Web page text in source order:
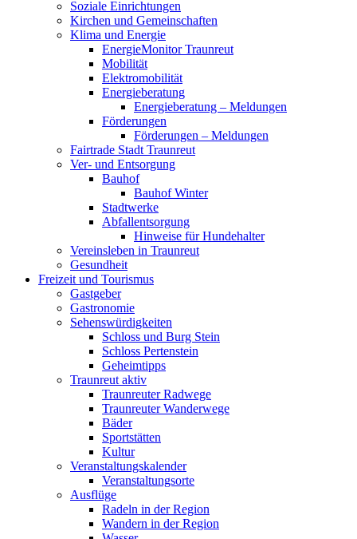
Soziale Einrichtungen
Kirchen und Gemeinschaften
Klima und Energie
EnergieMonitor Traunreut
Mobilität
Elektromobilität
Energieberatung
Energieberatung – Meldungen
Förderungen
Förderungen – Meldungen
Fairtrade Stadt Traunreut
Ver- und Entsorgung
Bauhof
Bauhof Winter
Stadtwerke
Abfallentsorgung
Hinweise für Hundehalter
Vereinsleben in Traunreut
Gesundheit
Freizeit und Tourismus
Gastgeber
Gastronomie
Sehenswürdigkeiten
Schloss und Burg Stein
Schloss Pertenstein
Geheimtipps
Traunreut aktiv
Traunreuter Radwege
Traunreuter Wanderwege
Bäder
Sportstätten
Kultur
Veranstaltungskalender
Veranstaltungsorte
Ausflüge
Radeln in der Region
Wandern in der Region